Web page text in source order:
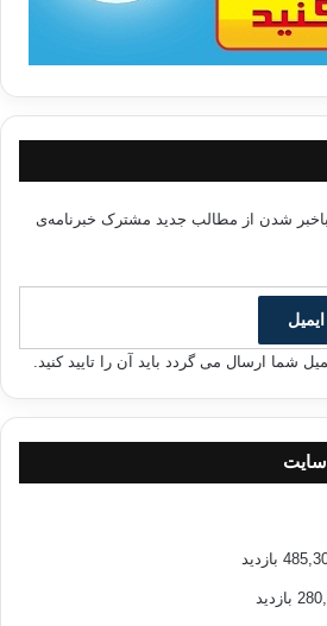
نكوهش قرار داده و چه بسا افرادي
مي شوند اگر چه مابقي اعمالشان
نفس بلكه در تمامي مسائل زندگي با
و قله هاي سعادت را يكي پس از
شدن از مطالب جدید مشترک خبرنامه‌ی
شما ارسال می گردد باید آن را تایید کنید.
سایت